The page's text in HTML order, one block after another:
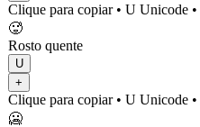
Clique para copiar• U Unicode •
🥵
Rosto quente
U
+
Clique para copiar• U Unicode •
🥶